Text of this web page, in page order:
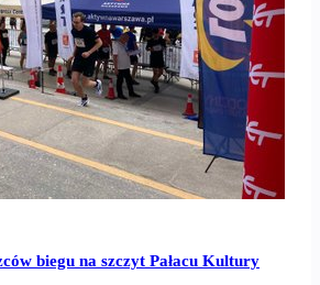
biegu na szczyt Pałacu Kultury